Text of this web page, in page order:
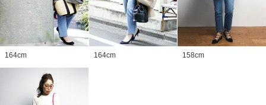
164cm 164cm 158cm